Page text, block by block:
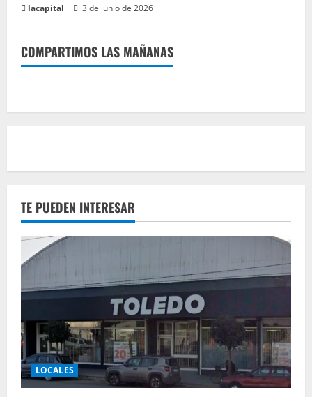
lacapital 3 de junio de 2026
COMPARTIMOS LAS MAÑANAS
TE PUEDEN INTERESAR
LOCALES